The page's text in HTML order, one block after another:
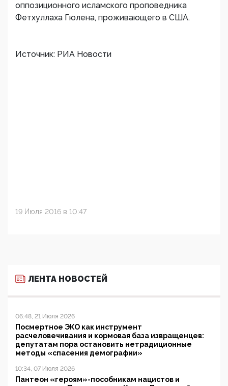
оппозиционного исламского проповедника
Фетхуллаха Гюлена, проживающего в США.
Источник: РИА Новости
19 Июля 2016 в 10:47
ЛЕНТА НОВОСТЕЙ
06:48, 21 Июля 2026
Посмертное ЭКО как инструмент
расчеловечивания и кормовая база извращенцев:
депутатам пора остановить нетрадиционные
методы «спасения демографии»
10:34, 07 Июля 2026
Пантеон «героям»-пособникам нацистов и